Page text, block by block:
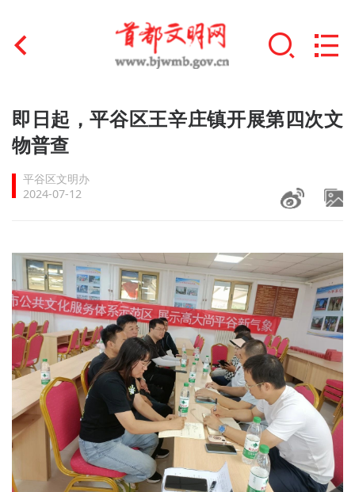
首页
文明创建
文明实践
未成年人思想道德建设
榜样人物
+
身边好人
文明评论
北京宣传文化引导基金
宣传思想文化人才
专题
即日起，平谷区王辛庄镇开展第四次文
物普查
平谷区文明办
2024-07-12